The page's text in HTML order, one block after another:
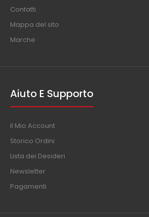
Contatti
Mappa del sito
Marche
Aiuto E Supporto
Il Mio Account
Storico Ordini
Lista dei Desideri
Newsletter
Pagamenti